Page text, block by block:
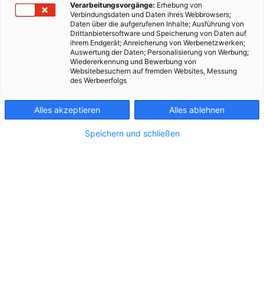
Elektrisierende Instawalk Momente
28. APRIL 2014 VONENERGIELEBEN REDAKTION
Sonnenschein und eine Gruppe gut gelaunter Menschen mit
Smartphones und Kameras.
BEITRAG ANSEHEN
TEILEN
Verarbeitungsvorgänge: Erhebung von
Verbindungsdaten und Daten ihres Webbrowsers;
Daten über die aufgerufenen Inhalte; Ausführung von
Drittanbietersoftware und Speicherung von Daten auf
ihrem Endgerät; Anreicherung von Werbenetzwerken;
Auswertung der Daten; Personalisierung von Werbung;
Wiedererkennung und Bewerbung von
Websitebesuchern auf fremden Websites, Messung
des Werbeerfolgs
Alles akzeptieren Alles ablehnen
Speichern und schließen